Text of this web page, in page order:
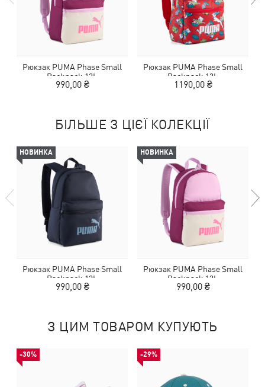
Рюкзак PUMA Phase Small
Backpack 13L
990,00 ₴
Рюкзак PUMA Phase Small
Backpack 13L
1190,00 ₴
БІЛЬШЕ З ЦІЄЇ КОЛЕКЦІЇ
НОВИНКА
Рюкзак PUMA Phase Small
Backpack 13L
990,00 ₴
НОВИНКА
Рюкзак PUMA Phase Small
Backpack 13L
990,00 ₴
З ЦИМ ТОВАРОМ КУПУЮТЬ
-30% -29%